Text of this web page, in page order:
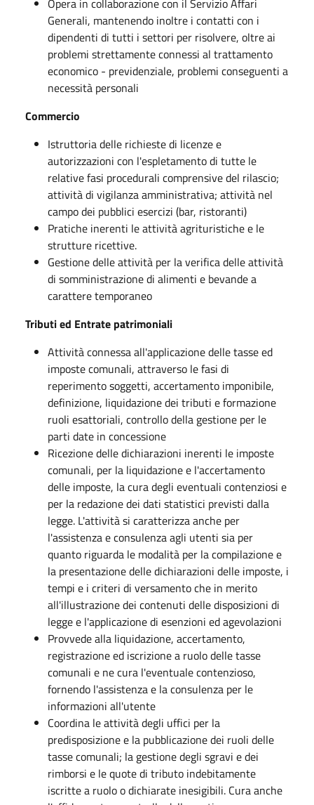
Generali, mantenendo inoltre i contatti con i
dipendenti di tutti i settori per risolvere, oltre ai
problemi strettamente connessi al trattamento
economico - previdenziale, problemi conseguenti a
necessità personali
Commercio
Istruttoria delle richieste di licenze e
autorizzazioni con l'espletamento di tutte le
relative fasi procedurali comprensive del rilascio;
attività di vigilanza amministrativa; attività nel
campo dei pubblici esercizi (bar, ristoranti)
Pratiche inerenti le attività agrituristiche e le
strutture ricettive.
Gestione delle attività per la verifica delle attività
di somministrazione di alimenti e bevande a
carattere temporaneo
Tributi ed Entrate patrimoniali
Attività connessa all'applicazione delle tasse ed
imposte comunali, attraverso le fasi di
reperimento soggetti, accertamento imponibile,
definizione, liquidazione dei tributi e formazione
ruoli esattoriali, controllo della gestione per le
parti date in concessione
Ricezione delle dichiarazioni inerenti le imposte
comunali, per la liquidazione e l'accertamento
delle imposte, la cura degli eventuali contenziosi e
per la redazione dei dati statistici previsti dalla
legge. L'attività si caratterizza anche per
l'assistenza e consulenza agli utenti sia per
quanto riguarda le modalità per la compilazione e
la presentazione delle dichiarazioni delle imposte, i
tempi e i criteri di versamento che in merito
all'illustrazione dei contenuti delle disposizioni di
legge e l'applicazione di esenzioni ed agevolazioni
Provvede alla liquidazione, accertamento,
registrazione ed iscrizione a ruolo delle tasse
comunali e ne cura l'eventuale contenzioso,
fornendo l'assistenza e la consulenza per le
informazioni all'utente
Coordina le attività degli uffici per la
predisposizione e la pubblicazione dei ruoli delle
tasse comunali; la gestione degli sgravi e dei
rimborsi e le quote di tributo indebitamente
iscritte a ruolo o dichiarate inesigibili. Cura anche